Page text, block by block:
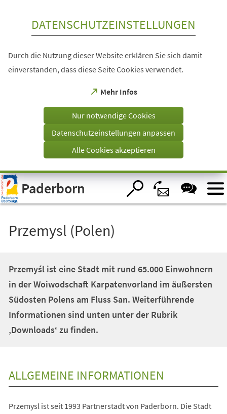
Visuelle
Assistenzsoftware
öffnen.
DATENSCHUTZEINSTELLUNGEN
Durch die Nutzung dieser Website erklären Sie sich damit
einverstanden, dass diese Seite Cookies verwendet.
Mehr Infos
(Öffnet
einem
Tab)
Nur notwendige Cookies
Datenschutzeinstellungen anpassen
Alle Cookies akzeptieren
Paderborn
Przemysl (Polen)
Przemyśl ist eine Stadt mit rund 65.000 Einwohnern
in der Woiwodschaft Karpatenvorland im äußersten
Südosten Polens am Fluss San. Weiterführende
Informationen sind unten unter der Rubrik
‚Downloads‘ zu finden.
ALLGEMEINE INFORMATIONEN
Przemysl ist seit 1993 Partnerstadt von Paderborn. Die Stadt